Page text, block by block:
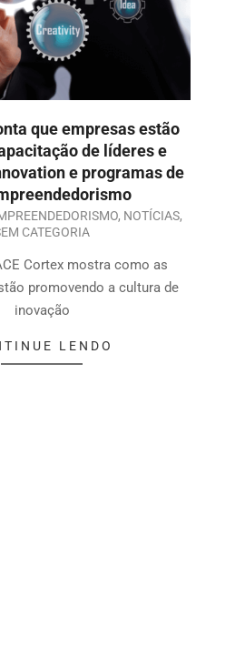
que empresas estão
de líderes e
e programas de
, NOTÍCIAS,
CATEGORIA
Cortex mostra como as
promovendo a cultura de
inovação
LENDO